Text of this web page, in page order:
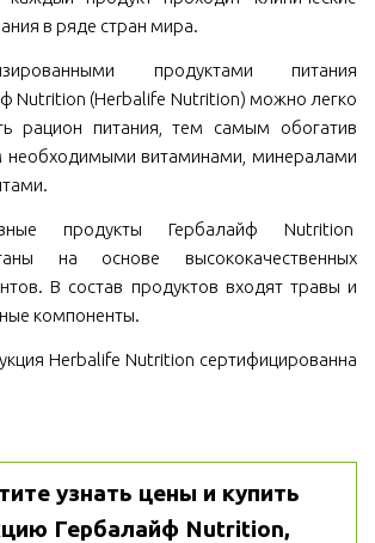
в ряде стран мира.
продуктами питания
Nutrition (Herbalife Nutrition) можно легко
рацион питания, тем самым обогатив
необходимыми витаминами, минералами
продукты Гербалайф Nutrition
на основе высококачественных
В состав продуктов входят травы и
компоненты.
Herbalife Nutrition сертифицированна
узнать цены и купить
Гербалайф Nutrition,